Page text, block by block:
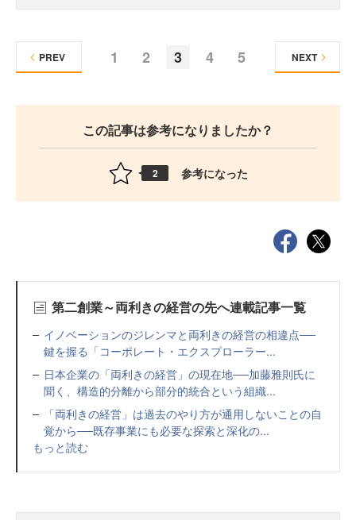
1 2 3 4 5
PREV NEXT
この記事は参考になりましたか？
2 参考になった
第二創業～両利きの経営の先へ連載記事一覧
イノベーションのジレンマと両利きの経営の相違点──
鍵を握る「コーポレート・エクスプローラー...
日本企業の「両利きの経営」の現在地──加藤雅則氏に
聞く、構造的分離から部分的統合という組織...
「両利きの経営」は過去のやり方が通用しないことの自
覚から──既存事業にも必要な探索と深化の...
もっと読む